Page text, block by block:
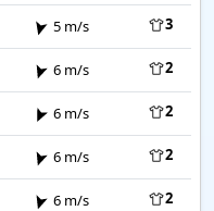
5 m/s 3
6 m/s 2
6 m/s 2
6 m/s 2
6 m/s 2